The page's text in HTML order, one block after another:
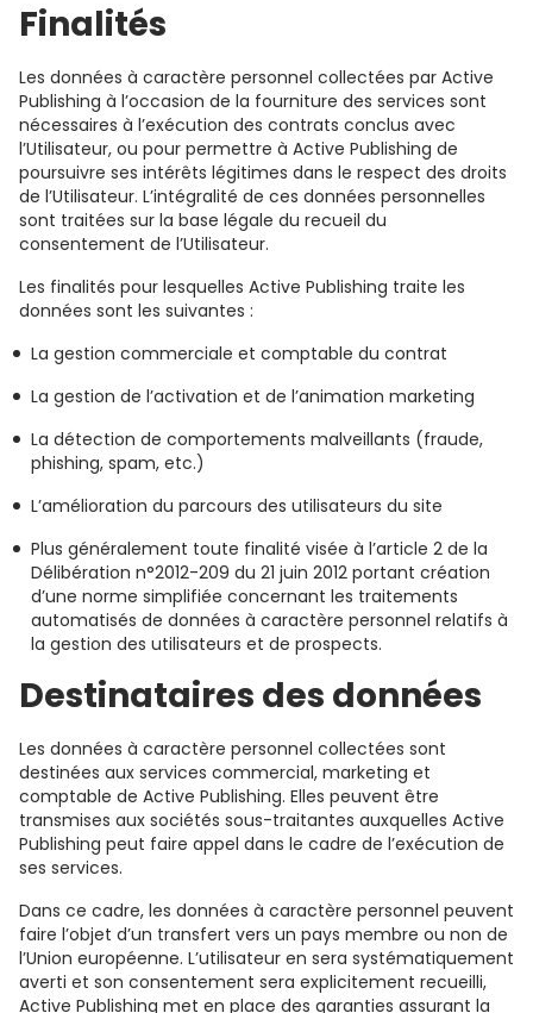
Finalités
Les données à caractère personnel collectées par Active
Publishing à l’occasion de la fourniture des services sont
nécessaires à l’exécution des contrats conclus avec
l’Utilisateur, ou pour permettre à Active Publishing de
poursuivre ses intérêts légitimes dans le respect des droits
de l’Utilisateur. L’intégralité de ces données personnelles
sont traitées sur la base légale du recueil du
consentement de l’Utilisateur.
Les finalités pour lesquelles Active Publishing traite les
données sont les suivantes :
La gestion commerciale et comptable du contrat
La gestion de l’activation et de l’animation marketing
La détection de comportements malveillants (fraude,
phishing, spam, etc.)
L’amélioration du parcours des utilisateurs du site
Plus généralement toute finalité visée à l’article 2 de la
Délibération n°2012-209 du 21 juin 2012 portant création
d’une norme simplifiée concernant les traitements
automatisés de données à caractère personnel relatifs à
la gestion des utilisateurs et de prospects.
Destinataires des données
Les données à caractère personnel collectées sont
destinées aux services commercial, marketing et
comptable de Active Publishing. Elles peuvent être
transmises aux sociétés sous-traitantes auxquelles Active
Publishing peut faire appel dans le cadre de l’exécution de
ses services.
Dans ce cadre, les données à caractère personnel peuvent
faire l’objet d’un transfert vers un pays membre ou non de
l’Union européenne. L’utilisateur en sera systématiquement
averti et son consentement sera explicitement recueilli,
Active Publishing met en place des garanties assurant la